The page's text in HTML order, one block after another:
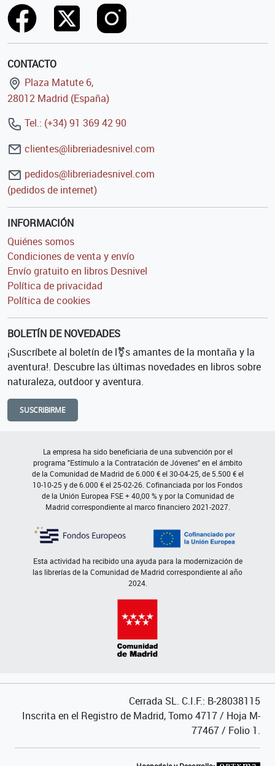
CONTACTO
Plaza Matute 6,
28012 Madrid (España)
Tel.: (+34) 91 369 42 90
clientes@libreriadesnivel.com
pedidos@libreriadesnivel.com
(pedidos de internet)
INFORMACIÓN
Quiénes somos
Condiciones de venta y envío
Envío gratuito en libros Desnivel
Política de privacidad
Política de cookies
BOLETÍN DE NOVEDADES
¡Suscríbete al boletín de l⚧s amantes de la montaña y la
aventura!. Descubre las últimas novedades en libros sobre
naturaleza, outdoor y aventura.
SUSCRIBIRME
La empresa ha sido beneficiaria de una subvención por el
programa "Estímulo a la Contratación de Jóvenes" en el ámbito
de la Comunidad de Madrid de 6.000 € el 30-04-25, de 5.500 € el
10-10-25 y de 6.000 € el 25-02-26. Cofinanciada por los Fondos
de la Unión Europea FSE + 40,00 % y por la Comunidad de
Madrid correspondiente al marco financiero 2021-2027.
Esta actividad ha recibido una ayuda para la modernización de
las librerías de la Comunidad de Madrid correspondiente al año
2024.
Cerrada SL. C.I.F.: B-28038115
Inscrita en el Registro de Madrid, Tomo 4717 / Hoja M-
77467 / Folio 1.